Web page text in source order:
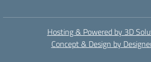
Hosting & Powered by 3D
Concept & Design by